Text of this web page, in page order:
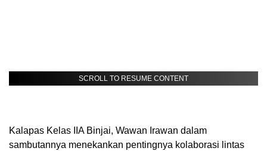
SCROLL TO RESUME CONTENT
Kalapas Kelas IIA Binjai, Wawan Irawan dalam
sambutannya menekankan pentingnya kolaborasi lintas